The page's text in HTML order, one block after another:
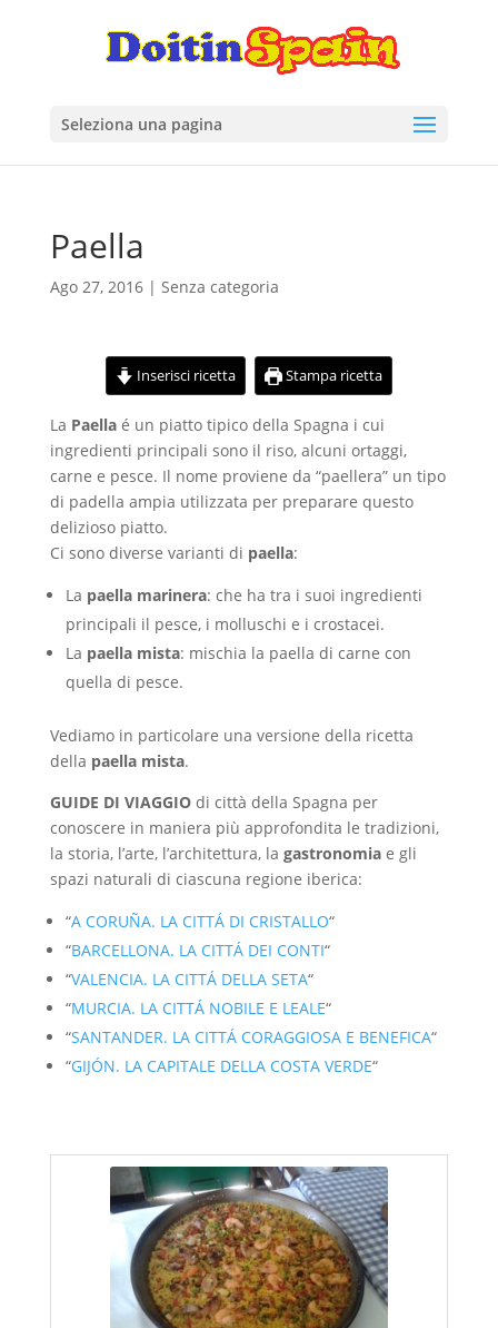
Seleziona una pagina
Paella
Ago 27, 2016| Senza categoria
Inserisci ricetta Stampa ricetta
La Paellaé un piatto tipico della Spagna i cui
ingredienti principali sono il riso, alcuni ortaggi,
carne e pesce. Il nome proviene da “paellera” un tipo
di padella ampia utilizzata per preparare questo
delizioso piatto.
Ci sono diverse varianti di paella:
La paella marinera: che ha tra i suoi ingredienti
principali il pesce, i molluschi e i crostacei.
La paella mista: mischia la paella di carne con
quella di pesce.
Vediamo in particolare una versione della ricetta
della paella mista.
GUIDE DI VIAGGIOdi città della Spagna per
conoscere in maniera più approfondita le tradizioni,
la storia, l’arte, l’architettura, la gastronomiae gli
spazi naturali di ciascuna regione iberica:
“A CORUÑA. LA CITTÁ DI CRISTALLO“
“BARCELLONA. LA CITTÁ DEI CONTI“
“VALENCIA. LA CITTÁ DELLA SETA“
“MURCIA. LA CITTÁ NOBILE E LEALE“
“SANTANDER. LA CITTÁ CORAGGIOSA E BENEFICA“
“GIJÓN. LA CAPITALE DELLA COSTA VERDE“